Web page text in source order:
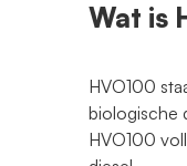
Wat is
HVO100
biologische
HVO100